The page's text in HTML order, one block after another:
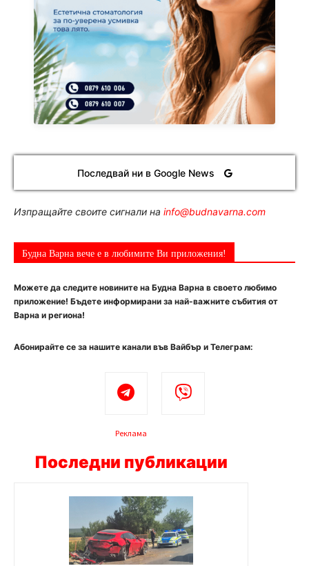
Последвай ни в Google News
Изпращайте своите сигнали на info@budnavarna.com
Будна Варна вече е в любимите Ви приложения!
Можете да следите новините на Будна Варна в своето любимо
приложение! Бъдете информирани за най-важните събития от
Варна и региона!
Абонирайте се за нашите канали във Вайбър и Телеграм:
Реклама
Последни публикации